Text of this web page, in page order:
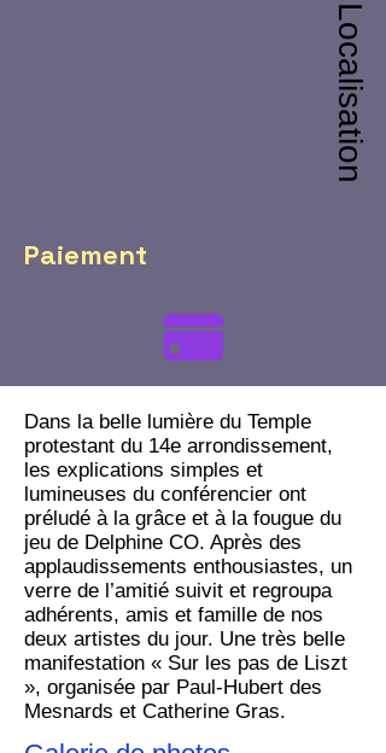
Localisation
Paiement
Dans la belle lumière du Temple
protestant du 14e arrondissement,
les explications simples et
lumineuses du conférencier ont
préludé à la grâce et à la fougue du
jeu de Delphine CO. Après des
applaudissements enthousiastes, un
verre de l’amitié suivit et regroupa
adhérents, amis et famille de nos
deux artistes du jour. Une très belle
manifestation « Sur les pas de Liszt
», organisée par Paul-Hubert des
Mesnards et Catherine Gras.